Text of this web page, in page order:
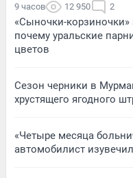
9 часов 12 950 2
«Сыночки-корзиночки»
почему уральские
цветов
Сезон черники в
хрустящего ягодного
«Четыре месяца
автомобилист